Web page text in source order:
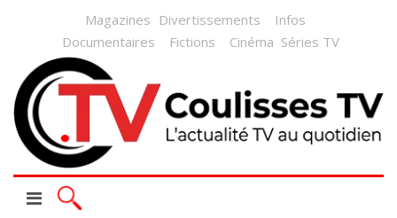
Magazines Divertissements
Infos
Documentaires
Fictions Cinéma Séries TV